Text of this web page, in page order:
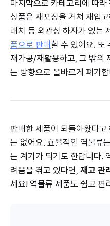
마지막으로 카테고리에 따
상품은 재포장을 거쳐 재입
래치 등 외관상 하자가 있는
품으로 판매 할 수 있어요. 또
재가공/재활용하고, 그 밖의
는 방향으로 올바르게 폐기
판매한 제품이 되돌아왔다
는 없어요. 효율적인 역물류
는 계기가 되기도 한답니다.
려움을 겪고 있다면, 재고 관
세요! 역물류 제품도 쉽고 편